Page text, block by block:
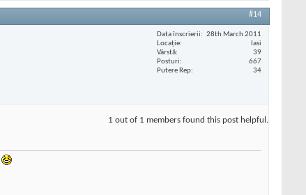
#14
Data înscrierii
28th March 2011
Locaţie
Iasi
Vârstă
39
Posturi
667
Putere Rep
34
1 out of 1 members found this post helpful.